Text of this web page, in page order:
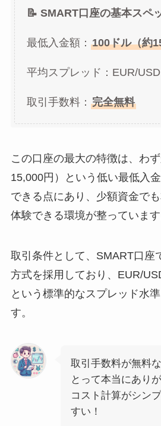
📝 SMART口座の基本スペ
最低入金額： 100ドル（約
平均スプレッド：EUR/
取引手数料： 完全無料
この口座の最大の特徴は、わ
15,000円）という低い最低入
できる点にあり、少額資金で
体験できる環境が整っています
取引条件として、SMART口座
方式を採用しており、EUR/
という標準的なスプレッド水
す。
取引手数料が無料
とって本当にあり
コスト計算がシン
すい！